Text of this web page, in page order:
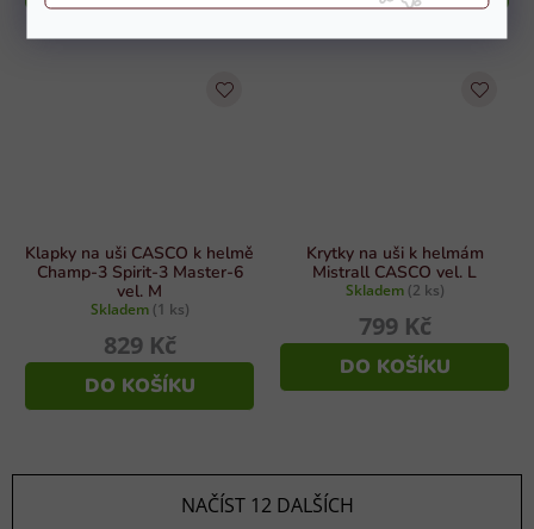
Klapky na uši CASCO k helmě
Champ-3 Spirit-3 Master-6
vel. M
Skladem (1 ks)
829 Kč
DO KOŠÍKU
Krytky na uši k helmám
Mistrall CASCO vel. L
Skladem (2 ks)
799 Kč
DO KOŠÍKU
NAČÍST 12 DALŠÍCH